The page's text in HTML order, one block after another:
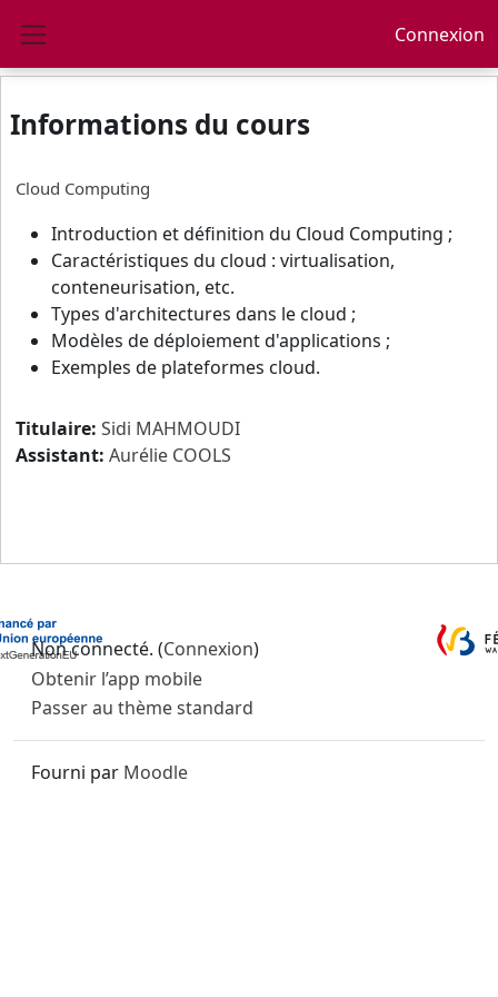
Connexion
Informations du cours
Cloud Computing
Introduction et définition du Cloud Computing ;
Caractéristiques du cloud : virtualisation,
conteneurisation, etc.
Types d'architectures dans le cloud ;
Modèles de déploiement d'applications ;
Exemples de plateformes cloud.
Titulaire: Sidi MAHMOUDI
Assistant: Aurélie COOLS
Non connecté. (Connexion)
Obtenir l’app mobile
Passer au thème standard
Fourni par Moodle